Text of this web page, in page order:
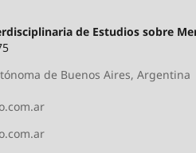
de Estudios sobre
de Buenos Aires, Argentina